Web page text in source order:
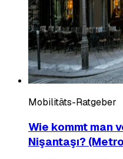
Mobilitäts-Ratgeber
Wie kommt man
Nişantaşı?